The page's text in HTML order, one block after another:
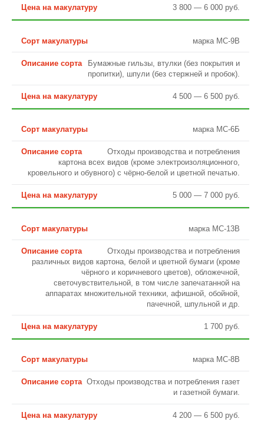
3 800 — 6 000 руб.
марка МС-9В
Бумажные гильзы, втулки (без покрытия и
пропитки), шпули (без стержней и пробок).
4 500 — 6 500 руб.
марка МС-6Б
Отходы производства и потребления
картона всех видов (кроме электроизоляционного,
кровельного и обувного) с чёрно-белой и цветной печатью.
5 000 — 7 000 руб.
марка МС-13В
Отходы производства и потребления
различных видов картона, белой и цветной бумаги (кроме
чёрного и коричневого цветов), обложечной,
светочувствительной, в том числе запечатанной на
аппаратах множительной техники, афишной, обойной,
пачечной, шпульной и др.
1 700 руб.
марка МС-8В
Отходы производства и потребления газет
и газетной бумаги.
4 200 — 6 500 руб.